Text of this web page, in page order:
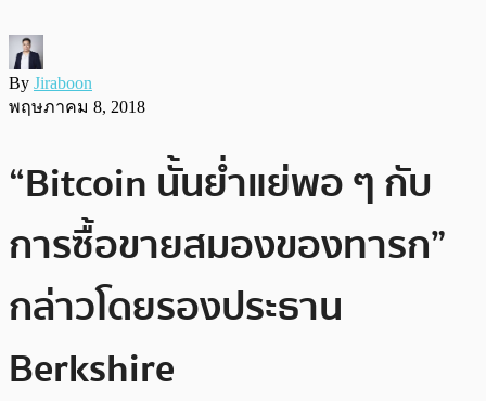
By Jiraboon
พฤษภาคม 8, 2018
“Bitcoin นั้นย่ำแย่พอ ๆ กับ
การซื้อขายสมองของทารก”
กล่าวโดยรองประธาน
Berkshire